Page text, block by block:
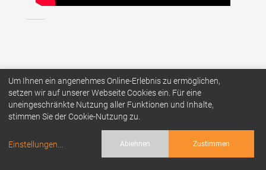
© 2026P.T.A. TOURS GMBH
IMPRESSUM
AGBs
Um Ihnen ein angenehmes Online-Erlebnis zu ermöglichen,
setzen wir auf unserer Webseite Cookies ein. Für eine
uneingeschränkte Nutzung aller Funktionen und Inhalte,
stimmen Sie der Cookie-Nutzung zu.
Einstellungen Ablehnen Zustimmen